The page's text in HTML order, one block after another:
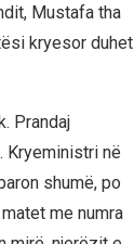
Mustafa tha
kryesor duhet
Prandaj
Kryeministri në
shumë, po
me numra